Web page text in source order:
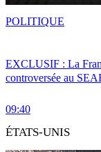
EXCLUSIF : La
controversée au
09:40
POLITIQUE
ÉTATS-UNIS